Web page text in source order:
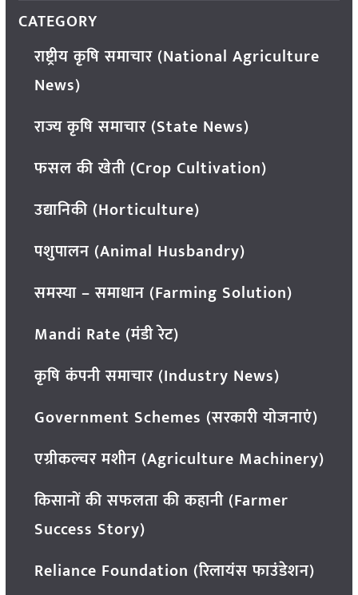
CATEGORY
राष्ट्रीय कृषि समाचार (National Agriculture
News)
राज्य कृषि समाचार (State News)
फसल की खेती (Crop Cultivation)
उद्यानिकी (Horticulture)
पशुपालन (Animal Husbandry)
समस्या – समाधान (Farming Solution)
Mandi Rate (मंडी रेट)
कृषि कंपनी समाचार (Industry News)
Government Schemes (सरकारी योजनाएं)
एग्रीकल्चर मशीन (Agriculture Machinery)
किसानों की सफलता की कहानी (Farmer
Success Story)
Reliance Foundation (रिलायंस फाउंडेशन)